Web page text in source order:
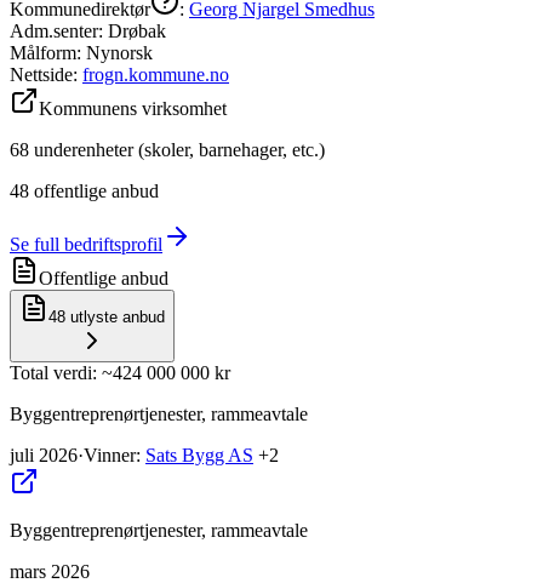
Kommunedirektør : Georg Njargel Smedhus
Adm.senter: Drøbak
Målform: Nynorsk
Nettside: frogn.kommune.no
Kommunens virksomhet
68 underenheter (skoler, barnehager, etc.)
48 offentlige anbud
Se full bedriftsprofil
Offentlige anbud
48 utlyste anbud
Total verdi: ~424 000 000 kr
Byggentreprenørtjenester, rammeavtale
juli 2026·Vinner: Sats Bygg AS +2
Byggentreprenørtjenester, rammeavtale
mars 2026